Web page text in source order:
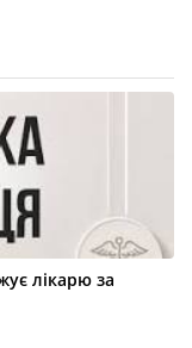
лікарю за